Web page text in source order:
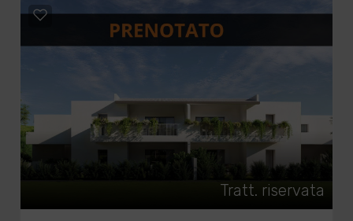
Tratt. riservata